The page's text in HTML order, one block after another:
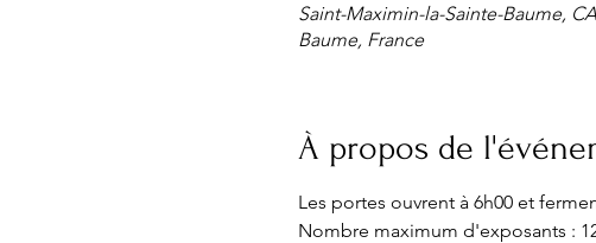
Saint-Maximin-la-Sainte-Baume,
Baume, France
À propos de
Les portes ouvrent à 6h00 et
Nombre maximum d'exposants :